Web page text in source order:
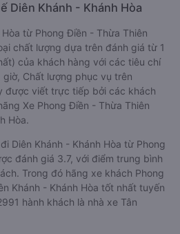
Diên Khánh - Khánh Hòa
từ Phong Điền - Thừa Thiên
chất lượng dựa trên đánh giá từ 1
của khách hàng với các tiêu chí
Chất lượng phục vụ trên
được viết trực tiếp bởi các khách
Xe Phong Điền - Thừa Thiên
Hòa.
Diên Khánh - Khánh Hòa từ Phong
đánh giá 3.7, với điểm trung bình
Trong đó hãng xe khách Phong
Khánh - Khánh Hòa tốt nhất tuyến
hành khách là nhà xe Tân